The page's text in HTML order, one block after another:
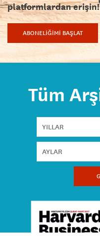
platformlardan erişin!
ABONELİĞİMİ BAŞLAT
Tüm